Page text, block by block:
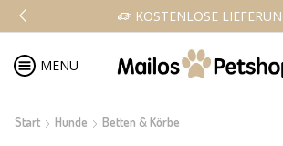
KOSTENLOSE
MENU
Start Hunde Betten & Körbe